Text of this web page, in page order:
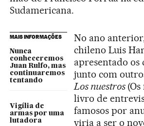
Sudamericana.
MAIS INFORMAÇÕES
Nunca
conheceremos
Juan Rulfo, mas
continuaremos
tentando
Vigília de
armas por uma
lutadora
No ano
chileno Luis
apresentado os
junto com
Los nuestros
livro de
famosos por
viria a ser o